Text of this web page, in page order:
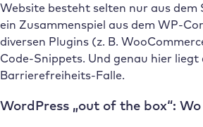
Website besteht selten nur aus dem
ein Zusammenspiel aus dem WP-
diversen Plugins (z. B.
Code-Snippets. Und genau hier liegt
Barrierefreiheits-Falle.
WordPress „out of the box“: